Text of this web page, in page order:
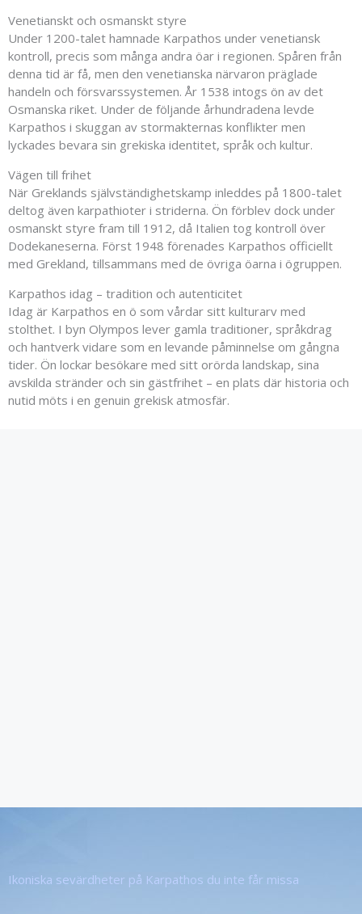
Venetianskt och osmanskt styre
Under 1200-talet hamnade Karpathos under venetiansk
kontroll, precis som många andra öar i regionen. Spåren från
denna tid är få, men den venetianska närvaron präglade
handeln och försvarssystemen. År 1538 intogs ön av det
Osmanska riket. Under de följande århundradena levde
Karpathos i skuggan av stormakternas konflikter men
lyckades bevara sin grekiska identitet, språk och kultur.
Vägen till frihet
När Greklands självständighetskamp inleddes på 1800-talet
deltog även karpathioter i striderna. Ön förblev dock under
osmanskt styre fram till 1912, då Italien tog kontroll över
Dodekaneserna. Först 1948 förenades Karpathos officiellt
med Grekland, tillsammans med de övriga öarna i ögruppen.
Karpathos idag – tradition och autenticitet
Idag är Karpathos en ö som vårdar sitt kulturarv med
stolthet. I byn Olympos lever gamla traditioner, språkdrag
och hantverk vidare som en levande påminnelse om gångna
tider. Ön lockar besökare med sitt orörda landskap, sina
avskilda stränder och sin gästfrihet – en plats där historia och
nutid möts i en genuin grekisk atmosfär.
Ikoniska sevärdheter på Karpathos du inte får missa